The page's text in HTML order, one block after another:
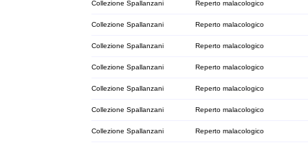
Collezione Spallanzani Reperto malacologico
Collezione Spallanzani Reperto malacologico
Collezione Spallanzani Reperto malacologico
Collezione Spallanzani Reperto malacologico
Collezione Spallanzani Reperto malacologico
Collezione Spallanzani Reperto malacologico
Collezione Spallanzani Reperto malacologico